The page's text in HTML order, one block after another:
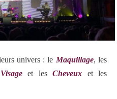
univers : le Maquillage, les
Visageet les Cheveux et les